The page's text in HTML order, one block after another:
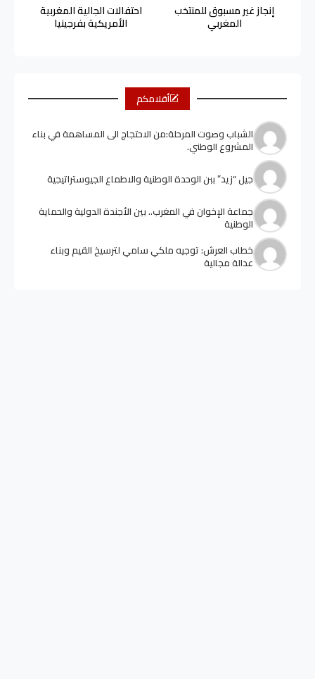
إنجاز غير مسبوق للمنتخب
المغربي
احتفالات الجالية المغربية
الأمريكية بفرجينيا
أقلامكم
الشباب وصوت المرحلة:من الاحتجاج الى المساهمة في بناء
المشروع الوطني.
جيل “زيد” ببن الوحدة الوطنية والاطماع الجيوستراتيجية
جماعة الإخوان في المغرب.. بين الأجندة الدولية والحماية
الوطنية
خطاب العرش: توجيه ملكي سامي لترسيخ القيم وبناء
عدالة مجالية